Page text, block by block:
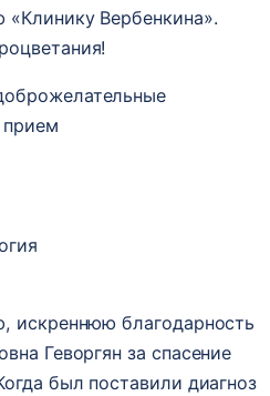
Вербенкина».
искреннюю благодарность
Геворгян за спасение
был поставили диагноз